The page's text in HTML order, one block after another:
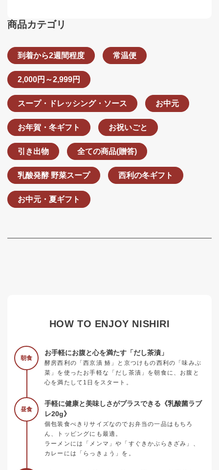
商品カテゴリ
到着から2週間程度 常温便
2,000円～2,999円
スープ・ドレッシング・ソース お中元
お年賀・冬ギフト お祝いごと
引き出物 全ての商品(贈答)
乳酸発酵 野菜スープ 西利の冬ギフト
お中元・夏ギフト
HOW TO ENJOY NISHIRI
朝食
お手軽にお腹と心を満たす「だし茶漬」
酵房西利の「西京漬 鰆」と京つけもの西利の「味みぶ
菜」を使ったお手軽な「だし茶漬」を朝食に、お腹と
心を満たして1日をスタート。
昼食
手軽に健康と美味しさがプラスできる《乳酸菌ラブ
レ20g》
個包装食べきりサイズなのでお弁当の一品はもちろ
ん、トッピングにも最適。
ラーメンには「メンマ」や「すぐきかぶらきざみ」、
カレーには「らっきょう」を。